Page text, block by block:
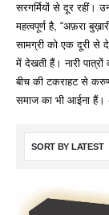
सरगर्मियों से दूर रहीं।
महत्वपूर्ण है, “अफ़रा
सामग्री को एक दूरी से
में देखती हैं। नारी पात्रों
बीच की टकराहट से
समाज का भी आईना हैं।